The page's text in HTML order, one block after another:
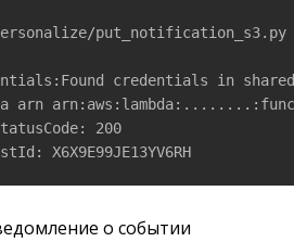
credentials in
arn
200
о событии